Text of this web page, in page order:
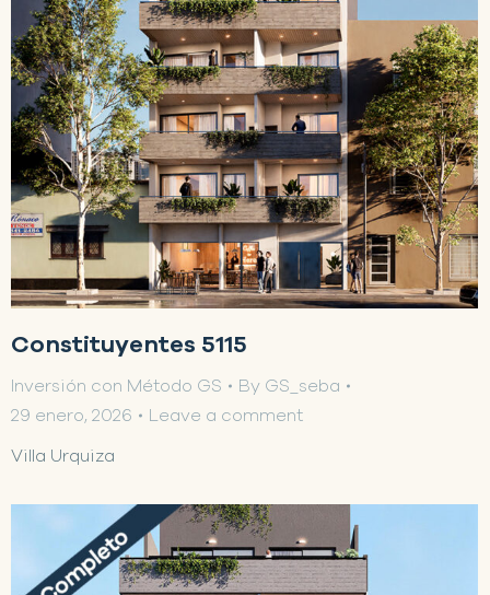
Constituyentes 5115
Inversión con Método GS By GS_seba
29 enero, 2026
Leave a comment
Villa Urquiza